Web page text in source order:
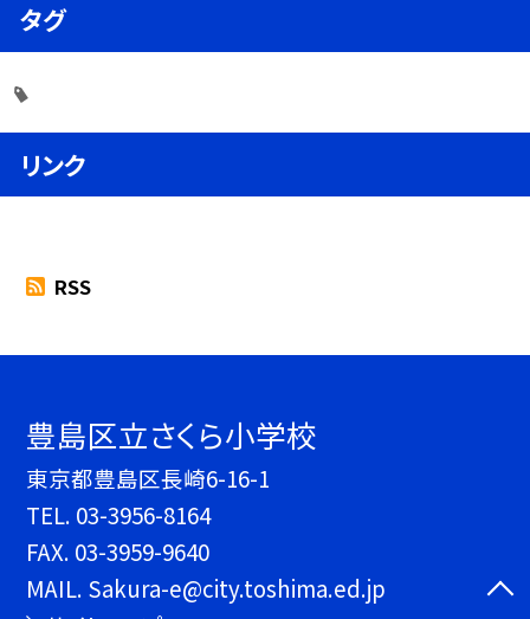
タグ
リンク
RSS
豊島区立さくら小学校
東京都豊島区長崎6-16-1
TEL. 03-3956-8164
FAX. 03-3959-9640
MAIL. Sakura-e@city.toshima.ed.jp